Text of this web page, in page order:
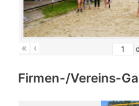
« ‹
Firmen-/Vereins-